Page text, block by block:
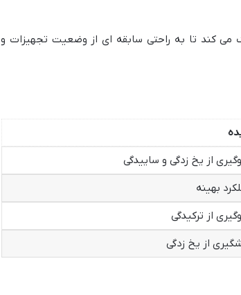
می کند تا به راحتی سابقه ای از وضعیت تجهیزات و
از یخ زدگی و ساییدگی
بهینه
از ترکیدگی
از یخ زدگی